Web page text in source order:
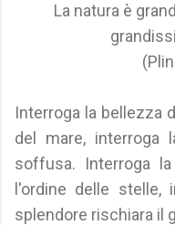
La natura è
Interroga la bellezza
del mare, interroga
soffusa. Interroga
l'ordine delle
splendore rischiara il